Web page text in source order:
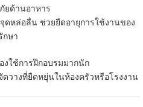
ยด้านอาหาร
หล่อลื่น ช่วยยืดอายุการใช้งานของ
กษา
ใช้การฝึกอบรมมากนัก
ดวางที่ยืดหยุ่นในห้องครัวหรือโรงงาน